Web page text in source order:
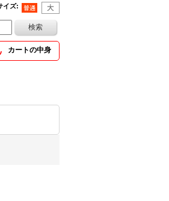
イズ:
カートの中身